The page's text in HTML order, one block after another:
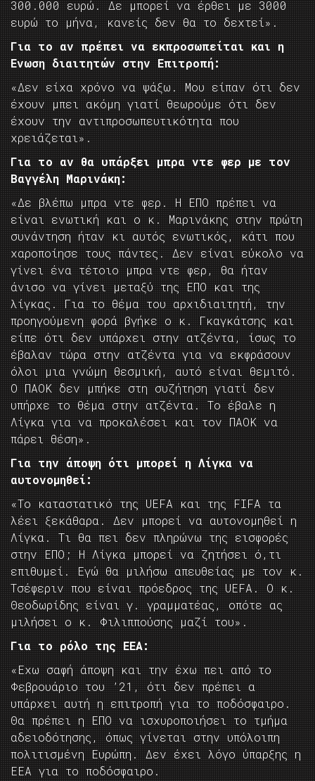
300.000 ευρώ. Δε μπορεί να έρθει με 3000
ευρώ το μήνα, κανείς δεν θα το δεχτεί».
Για το αν πρέπει να εκπροσωπείται και η
Ενωση διαιτητών στην Επιτροπή:
«Δεν είχα χρόνο να ψάξω. Μου είπαν ότι δεν
έχουν μπει ακόμη γιατί θεωρούμε ότι δεν
έχουν την αντιπροσωπευτικότητα που
χρειάζεται».
Για το αν θα υπάρξει μπρα ντε φερ με τον
Βαγγέλη Μαρινάκη:
«Δε βλέπω μπρα ντε φερ. Η ΕΠΟ πρέπει να
είναι ενωτική και ο κ. Μαρινάκης στην πρώτη
συνάντηση ήταν κι αυτός ενωτικός, κάτι που
χαροποίησε τους πάντες. Δεν είναι εύκολο να
γίνει ένα τέτοιο μπρα ντε φερ, θα ήταν
άνισο να γίνει μεταξύ της ΕΠΟ και της
λίγκας. Για το θέμα του αρχιδιαιτητή, την
προηγούμενη φορά βγήκε ο κ. Γκαγκάτσης και
είπε ότι δεν υπάρχει στην ατζέντα, ίσως το
έβαλαν τώρα στην ατζέντα για να εκφράσουν
όλοι μια γνώμη θεσμική, αυτό είναι θεμιτό.
Ο ΠΑΟΚ δεν μπήκε στη συζήτηση γιατί δεν
υπήρχε το θέμα στην ατζέντα. Το έβαλε η
Λίγκα για να προκαλέσει και τον ΠΑΟΚ να
πάρει θέση».
Για την άποψη ότι μπορεί η Λίγκα να
αυτονομηθεί:
«Το καταστατικό της UEFA και της FIFA τα
λέει ξεκάθαρα. Δεν μπορεί να αυτονομηθεί η
Λίγκα. Τι θα πει δεν πληρώνω της εισφορές
στην ΕΠΟ; Η Λίγκα μπορεί να ζητήσει ό,τι
επιθυμεί. Εγώ θα μιλήσω απευθείας με τον κ.
Τσέφεριν που είναι πρόεδρος της UEFA. Ο κ.
Θεοδωρίδης είναι γ. γραμματέας, οπότε ας
μιλήσει ο κ. Φιλιππούσης μαζί του».
Για το ρόλο της ΕΕΑ:
«Εχω σαφή άποψη και την έχω πει από το
Φεβρουάριο του ’21, ότι δεν πρέπει α
υπάρχει αυτή η επιτροπή για το ποδόσφαιρο.
Θα πρέπει η ΕΠΟ να ισχυροποιήσει το τμήμα
αδειοδότησης, όπως γίνεται στην υπόλοιπη
πολιτισμένη Ευρώπη. Δεν έχει λόγο ύπαρξης η
ΕΕΑ για το ποδόσφαιρο.